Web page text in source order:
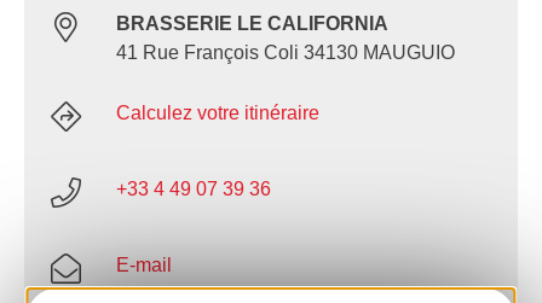
BRASSERIE LE CALIFORNIA
41 Rue François Coli 34130 MAUGUIO
Calculez votre itinéraire
+33 4 49 07 39 36
E-mail